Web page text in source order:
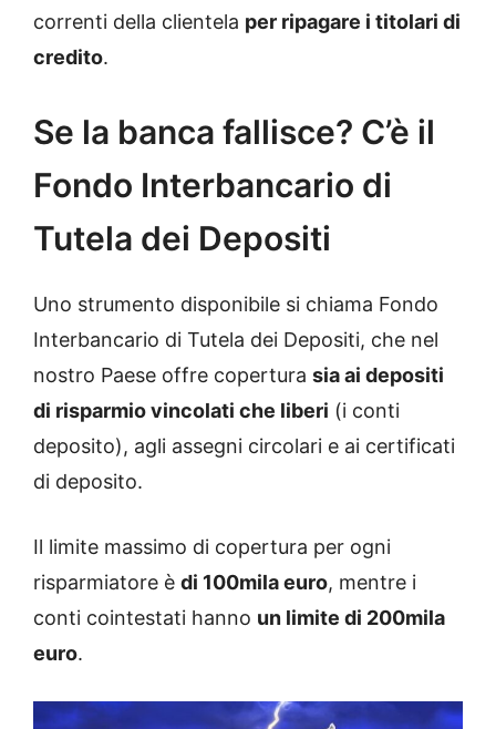
correnti della clientela per ripagare i titolari di
credito.
Se la banca fallisce? C’è il
Fondo Interbancario di
Tutela dei Depositi
Uno strumento disponibile si chiama Fondo
Interbancario di Tutela dei Depositi, che nel
nostro Paese offre copertura sia ai depositi
di risparmio vincolati che liberi (i conti
deposito), agli assegni circolari e ai certificati
di deposito.
Il limite massimo di copertura per ogni
risparmiatore è di 100mila euro, mentre i
conti cointestati hanno un limite di 200mila
euro.